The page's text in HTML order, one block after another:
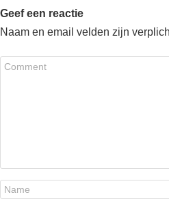
Geef een reactie
Naam en email velden zijn